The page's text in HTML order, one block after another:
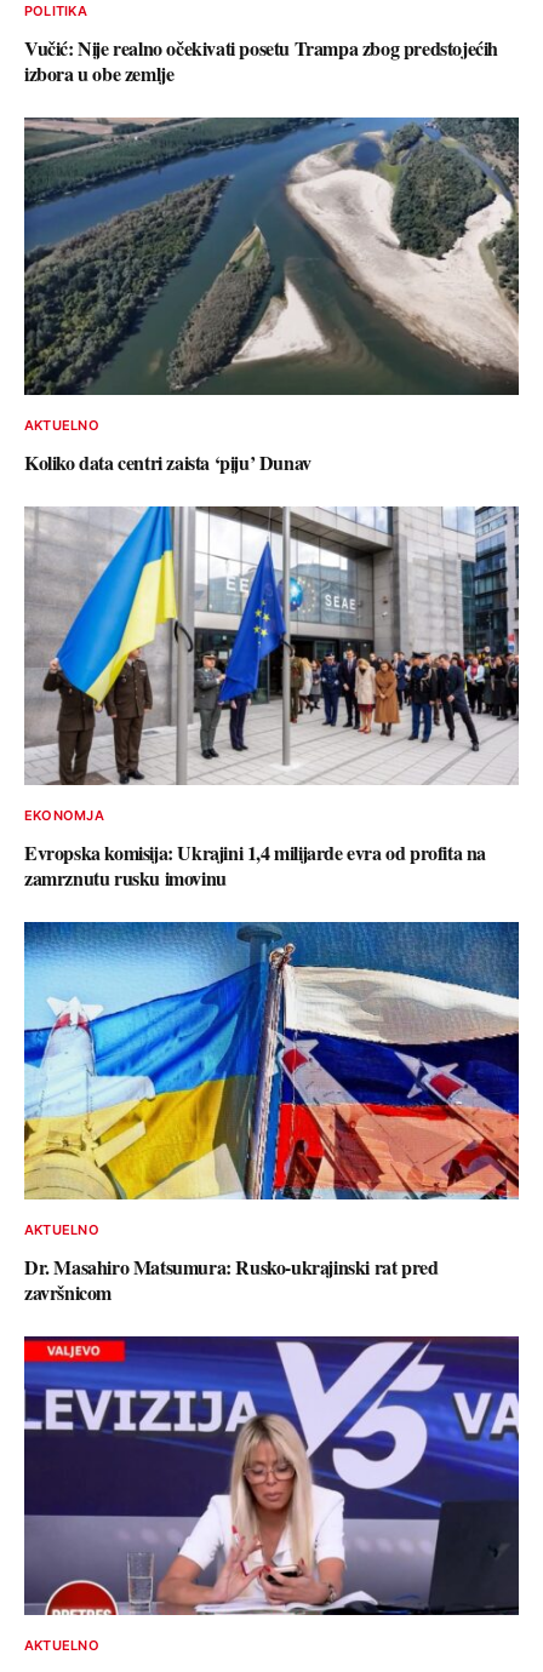
POLITIKA
Vučić: Nije realno očekivati posetu Trampa zbog predstojećih
izbora u obe zemlje
AKTUELNO
Koliko data centri zaista ‘piju’ Dunav
EKONOMJA
Evropska komisija: Ukrajini 1,4 milijarde evra od profita na
zamrznutu rusku imovinu
AKTUELNO
Dr. Masahiro Matsumura: Rusko-ukrajinski rat pred
završnicom
AKTUELNO